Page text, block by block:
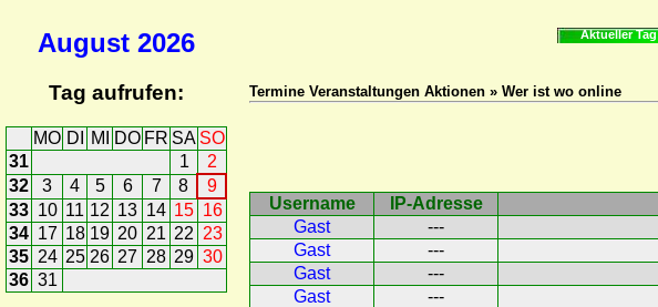
August 2026
Tag aufrufen:
MO DI MI DO FR SA SO
31
1
2
32
3 4 5 6 7 8
9
33 10 11 12 13 14 15 16
34 17 18 19 20 21 22 23
35 24 25 26 27 28 29 30
36 31
Aktueller Tag
Termine Veranstaltungen Aktionen » Wer ist wo online
Username IP-Adresse
Gast
---
Gast
---
Gast
---
Gast
---